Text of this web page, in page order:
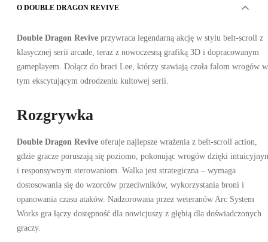
O DOUBLE DRAGON REVIVE
Double Dragon Revive przywraca legendarną akcję w stylu belt-scroll z
klasycznej serii arcade, teraz z nowoczesną grafiką 3D i dopracowanym
gameplayem. Dołącz do braci Lee, którzy stawiają czoła falom wrogów w
tym ekscytującym odrodzeniu kultowej serii.
Rozgrywka
Double Dragon Revive oferuje najlepsze wrażenia z belt-scroll action,
gdzie gracze poruszają się poziomo, pokonując wrogów dzięki
i responsywnym sterowaniom. Walka jest strategiczna – wymaga
dostosowania się do wzorców przeciwników, wykorzystania broni i
opanowania czasu ataków. Nadzorowana przez weteranów Arc System
Works gra łączy dostępność dla nowicjuszy z głębią dla doświadczonych
graczy.